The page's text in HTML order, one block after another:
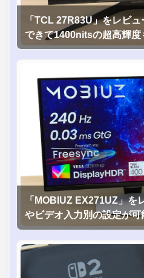
「TCL 27R83U」をレビ
できて1400nitsの超高輝度
「MOBIUZ EX271UZ」を
やビデオ入力別の設定が
グモニタを徹底検証